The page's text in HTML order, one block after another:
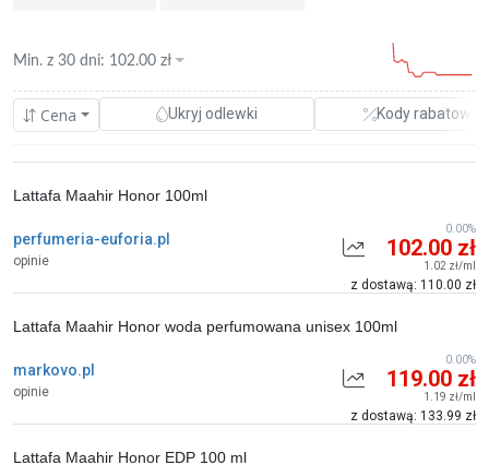
Cena Ukryj odlewki Kody rabatowe
Min. z 30 dni: 102.00 zł
perfumeria-euforia.pl
opinie
Lattafa Maahir Honor 100ml
102.00 zł
1.02 zł/ml
z dostawą: 110.00 zł
0.00%
markovo.pl
opinie
Lattafa Maahir Honor woda perfumowana unisex 100ml
119.00 zł
1.19 zł/ml
z dostawą: 133.99 zł
0.00%
Lattafa Maahir Honor EDP 100 ml